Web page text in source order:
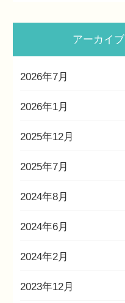
アーカイブ
2026年7月
2026年1月
2025年12月
2025年7月
2024年8月
2024年6月
2024年2月
2023年12月